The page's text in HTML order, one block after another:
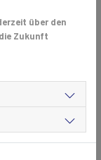
immer länger
Jahr problemlos
kein
über den
Zukunft